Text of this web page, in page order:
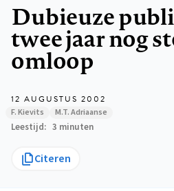
Dubieuze
twee jaar nog
omloop
12 AUGUSTUS 2002
F. Kievits M.T. Adriaanse
Leestijd 3 minuten
Citeren